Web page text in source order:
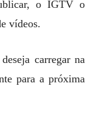
o IGTV o
vídeos.
carregar na
para a próxima